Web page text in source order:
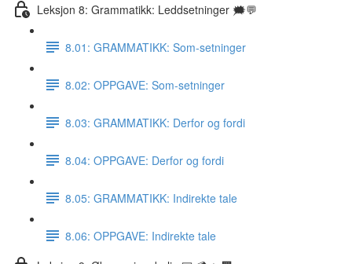
Leksjon 8: Grammatikk: Leddsetninger 🗯💬
8.01: GRAMMATIKK: Som-setninger
8.02: OPPGAVE: Som-setninger
8.03: GRAMMATIKK: Derfor og fordi
8.04: OPPGAVE: Derfor og fordi
8.05: GRAMMATIKK: Indirekte tale
8.06: OPPGAVE: Indirekte tale